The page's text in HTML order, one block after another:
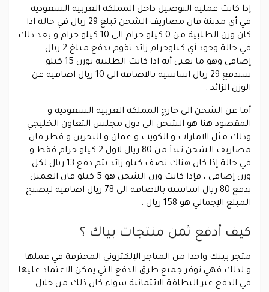
إذا كانت عملية التوصيل داخل المملكة العربية السعودية
في أي مدينة فان مصاريف الشحن تبلغ 29 ريال في حالة اذا
كان وزن الطلبية من 0 كيلو جرام الى 10 كيلو جرام و بعد ذلك
في حالة وجود أي كيلوجرام زائد تقوم بدفع مبلغ 2 ريال
إضافي وهو ما يعني أنه اذا كانت الطلبية بوزن 15 كيلو
ستدفع 29 ريال اساسية بالاضافة الى 10 ريال اضافية عن
الوزن الزائد .
أما عن الشحن الى خارج المملكة العربية السعودية و
المقصود هنا هو الشحن الى دول مجلس التعاون الخليجي
وذلك مثل الامارات و الكويت و عمان و البحرين و قطر فان
مصاريف الشحن تبدأ من 80 ريال لاول 2 كيلو جرام فقط و
في حالة إذا كان هناك نصف كيلو زائد يتم دفع 13 ريال لكل
وزن إضافي ، فإذا كانت وزن الشحن هو 5 كيلو فان العميل
يدفع 80 ريال اساسية بالاضافة الى 78 ريال اضافية ليصبح
المبلغ الإجمالي هو 158 ريال .
كيف أدفع ثمن منتجات بياك ؟
متجر بينك واحدا من المتاجر الإلكتروني المحترفة في عملها
و لذلك فهي توفر جميع طرق الدفع التي يمكن الاعتماد عليها
في الدفع عبر البطاقة الائتمانية سواء كان ذلك من خلال